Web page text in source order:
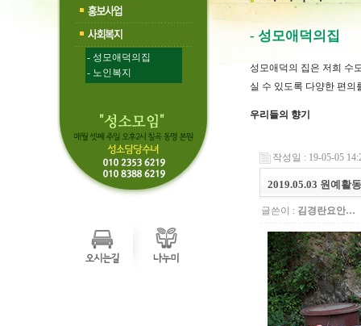
- 성모애덕의집
- 노인복지
- 성모애덕의집
성모애덕의 집은 저희 수
실 수 있도록 다양한 편의
우리들의 향기
작성일 : 19-05-05
2019.05.03 원예활
글쓴이 : 김경란요안…